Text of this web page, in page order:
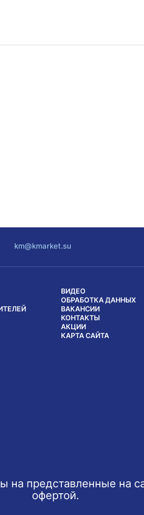
km@kmarket.su
ВИДЕО
ОБРАБОТКА ДАННЫХ
ВАКАНСИИ
КОНТАКТЫ
АКЦИИ
КАРТА САЙТА
представленные на
офертой.